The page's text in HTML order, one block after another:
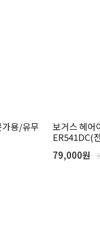
용/유무
보거스 헤어
ER541DC(
79,000원